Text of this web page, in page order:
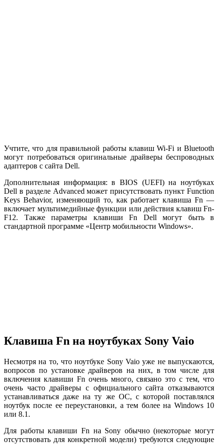
Учтите, что для правильной работы клавиш Wi-Fi и Bluetooth
могут потребоваться оригинальные драйверы беспроводных
адаптеров с сайта Dell.
Дополнительная информация: в BIOS (UEFI) на ноутбуках
Dell в разделе Advanced может присутствовать пункт Function
Keys Behavior, изменяющий то, как работает клавиша Fn —
включает мультимедийные функции или действия клавиш Fn-
F12. Также параметры клавиши Fn Dell могут быть в
стандартной программе «Центр мобильности Windows».
Клавиша Fn на ноутбуках Sony Vaio
Несмотря на то, что ноутбуке Sony Vaio уже не выпускаются,
вопросов по установке драйверов на них, в том числе для
включения клавиши Fn очень много, связано это с тем, что
очень часто драйверы с официального сайта отказываются
устанавливаться даже на ту же ОС, с которой поставлялся
ноутбук после ее переустановки, а тем более на Windows 10
или 8.1.
Для работы клавиши Fn на Sony обычно (некоторые могут
отсутствовать для конкретной модели) требуются следующие